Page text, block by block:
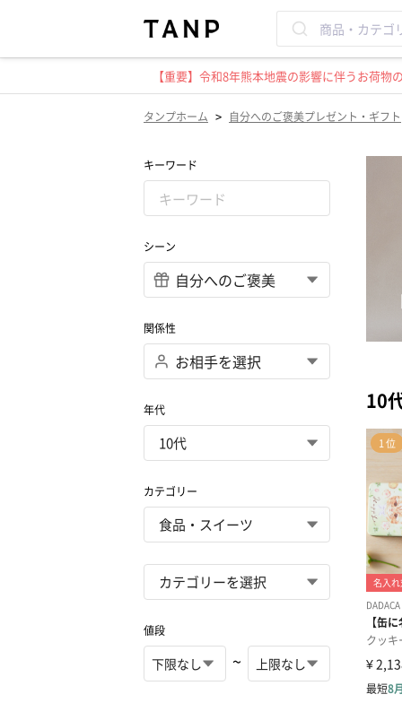
【重要】令和8年熊本地震の影響に伴うお荷
タンプホーム > 自分へのご褒美プレゼント・ギフト
キーワード
シーン
関係性
年代
カテゴリー
値段
~
10